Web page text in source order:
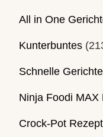
All in One
Kunterbuntes
Schnelle
Ninja Foodi MAX
Crock-Pot